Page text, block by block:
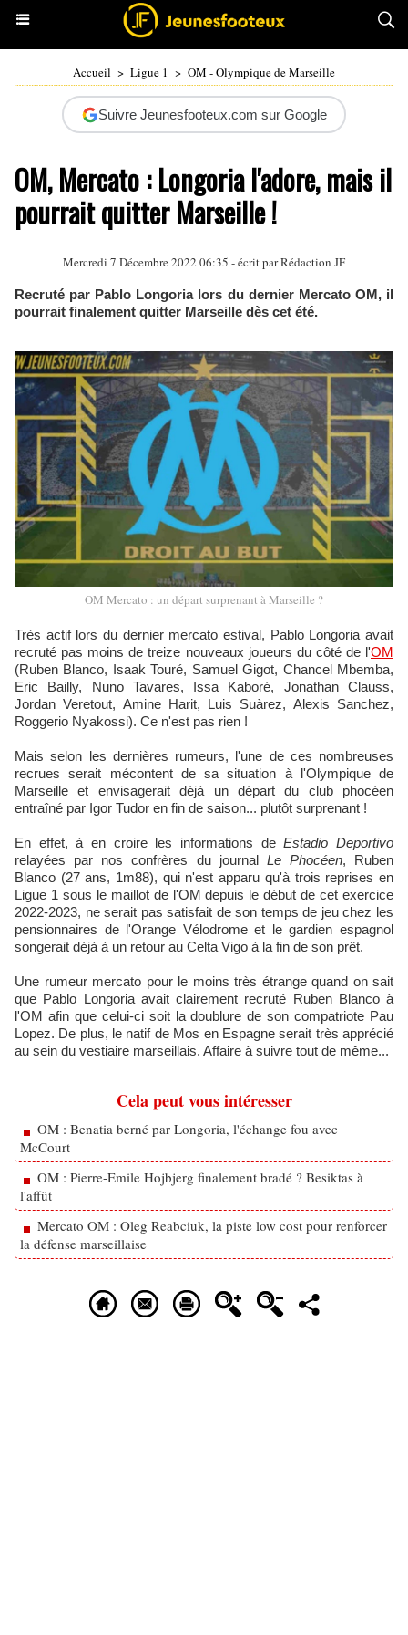
Accueil > Ligue 1 > OM - Olympique de Marseille
Suivre Jeunesfooteux.com sur Google
OM, Mercato : Longoria l'adore, mais il
pourrait quitter Marseille !
Mercredi 7 Décembre 2022 06:35 - écrit par Rédaction JF
Recruté par Pablo Longoria lors du dernier Mercato OM, il
pourrait finalement quitter Marseille dès cet été.
OM Mercato : un départ surprenant à Marseille ?
Très actif lors du dernier mercato estival, Pablo Longoria avait
recruté pas moins de treize nouveaux joueurs du côté de l'OM
(Ruben Blanco, Isaak Touré, Samuel Gigot, Chancel Mbemba,
Eric Bailly, Nuno Tavares, Issa Kaboré, Jonathan Clauss,
Jordan Veretout, Amine Harit, Luis Suàrez, Alexis Sanchez,
Roggerio Nyakossi). Ce n'est pas rien !
Mais selon les dernières rumeurs, l'une de ces nombreuses
recrues serait mécontent de sa situation à l'Olympique de
Marseille et envisagerait déjà un départ du club phocéen
entraîné par Igor Tudor en fin de saison... plutôt surprenant !
En effet, à en croire les informations deEstadio Deportivo
relayées par nos confrères du journal Le Phocéen, Ruben
Blanco (27 ans, 1m88), qui n'est apparu qu'à trois reprises en
Ligue 1 sous le maillot de l'OM depuis le début de cet exercice
2022-2023, ne serait pas satisfait de son temps de jeu chez les
pensionnaires de l'Orange Vélodrome et le gardien espagnol
songerait déjà à un retour au Celta Vigo à la fin de son prêt.
Une rumeur mercato pour le moins très étrange quand on sait
que Pablo Longoria avait clairement recruté Ruben Blanco à
l'OM afin que celui-ci soit la doublure de son compatriote Pau
Lopez. De plus, le natif de Mos en Espagne serait très apprécié
au sein du vestiaire marseillais. Affaire à suivre tout de même...
Cela peut vous intéresser
OM : Benatia berné par Longoria, l'échange fou avec
McCourt
OM : Pierre-Emile Hojbjerg finalement bradé ? Besiktas à
l'affût
Mercato OM : Oleg Reabciuk, la piste low cost pour renforcer
la défense marseillaise